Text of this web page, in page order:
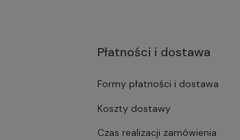
Płatności i dostawa
Formy płatności i dostawa
Koszty dostawy
Czas realizacji zamówienia